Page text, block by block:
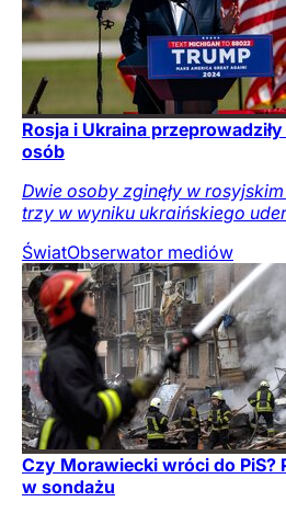
Rosja i Ukraina
osób
Dwie osoby zginęły w
trzy w wyniku ukraińskiego
ŚwiatObserwator mediów
Czy Morawiecki wróci do PiS?
w sondażu